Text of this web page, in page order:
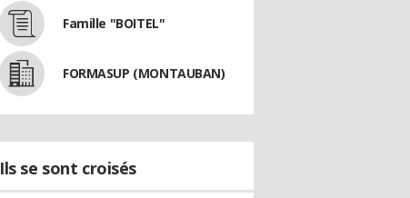
Famille "BOITEL"
FORMASUP (MONTAUBAN)
Ils se sont croisés